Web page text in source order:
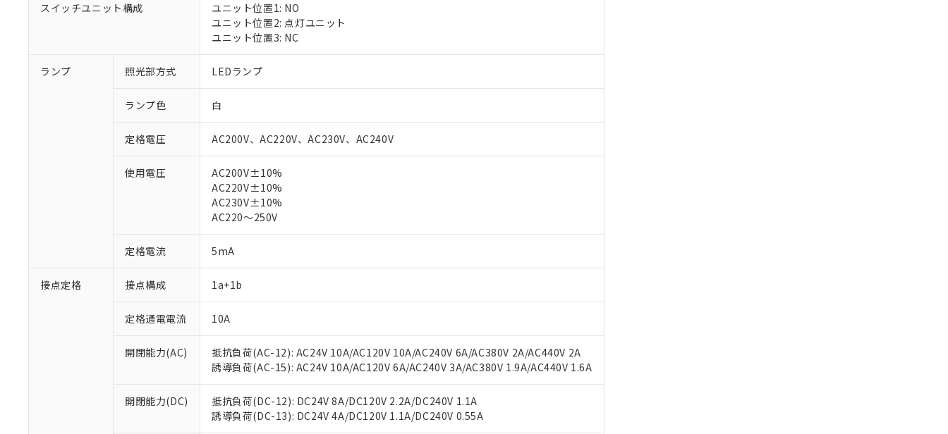
スイッチユニット構成
ユニット位置1: NO
ユニット位置2: 点灯ユニット
ユニット位置3: NC
ランプ 照光部方式 LEDランプ
ランプ色 白
定格電圧 AC200V、AC220V、AC230V、AC240V
使用電圧
AC200V±10%
AC220V±10%
AC230V±10%
AC220～250V
定格電流 5mA
接点定格 接点構成 1a+1b
定格通電電流 10A
開閉能力(AC)
抵抗負荷(AC-12): AC24V 10A/AC120V 10A/AC240V 6A/AC380V 2A/AC440V 2A
誘導負荷(AC-15): AC24V 10A/AC120V 6A/AC240V 3A/AC380V 1.9A/AC440V 1.6A
開閉能力(DC)
抵抗負荷(DC-12): DC24V 8A/DC120V 2.2A/DC240V 1.1A
誘導負荷(DC-13): DC24V 4A/DC120V 1.1A/DC240V 0.55A
ご利用条件
くものです。
当社制御機器事業取扱商品の中には、本サービスの対象外となる商品もあることをご了承ください。
在庫状況および標準価格照会結果は、記載している更新日時点での社内データに基づき作成されるも
のであり、閲覧された時点での実際の在庫および標準価格とは異なる場合があることをご了承くださ
い。
正式な納期状況および標準価格はお客様のお取引先、またはお客様担当のオムロン制御機器販売店・
当社販売員にご相談ください。
※1 対応状況
対応済み：EU RoHS指令（10物質）の非含有に対応した製品が提供可能な商品です。
対応予定：EU RoHS指令（10物質）の非含有に対応した製品に切り替える予定のある商品です。
対応予定なし：EU RoHS指令（10物質）の非含有に非対応の商品で、対応品を出す予定はありません。
調査・確認中：EU RoHS指令（10物質）の非含有の対応状況を調査中または確認中の商品です。
仕入先様の事情により、非含有部品としていたものが、含有品と判明した場合などやむを得ず変更すること
があります。
*EU RoHS指令（10物質）：
鉛(Pb) 1000ppm以下、 水銀(Hg) 1000ppm以下、 カドミウム(Cd) 100ppm以下、
フタル酸ビス(2-エチルヘキシル) (DEHP)(別名：DOP) 1000ppm以下、フタル酸ブチルベンジル（BBP） 1000ppm以下、フタル酸ジブチ
ル（DBP） 1000ppm以下、フタル酸ジイソブチル (DIBP) 1000ppm以下
但し、RoHS指令で産業用監視および制御機器に対する適用除外項目は除く。
フタル酸エステル類の４物質については閾値を超える意図的な使用がないことを確認しています。
※1 中国RoHS○×表
「○」：最大均質材料含有率が中国RoHSの基準値以下であることを示します。
「×」：最大均質材料含有率が中国RoHSの基準値を超えていることを示します。
「－」：未確認です。当社販売部門へお問い合わせください。
*中国RoHS10物質の基準値 (GB/T26572)：
Pb(鉛) :1000ppm、 Hg(水銀) : 1000ppm、 Cd(カドミウム) : 100ppm、
Cr(Ⅵ)(六価クロム) : 1000ppm、 PBBs(ポリ臭化ビフェニル類) : 1000ppm、 PBDEs(ポリ臭化ジフェニルエーテル類) : 1000ppm、
DEHP(フタル酸ビス(2-エチルヘキシル)) : 1000ppm
う）を輸出または国外への提供する場合は、日本国政府の輸出許可(または役務取引許可)を取得する
などの必要な手続きをとります。
当社は規制貨物を破棄する場合は、完全に破砕するなど、違法に輸出されないよう必要な手段を講じ
ます。
当社は貴社製品を、核兵器、ミサイル、化学兵器、生物兵器またはその他武器並びにこれらの製造装
置等に一切使用いたしません。
記
号
説明
○ 一定数以上の在庫あり